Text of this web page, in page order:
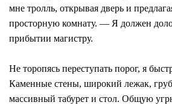
мне тролль, открывая дверь и
просторную комнату. ― Я должен
прибытии магистру.
Не торопясь переступать порог, я
Каменные стены, широкий лежак,
массивный табурет и стол. Общую